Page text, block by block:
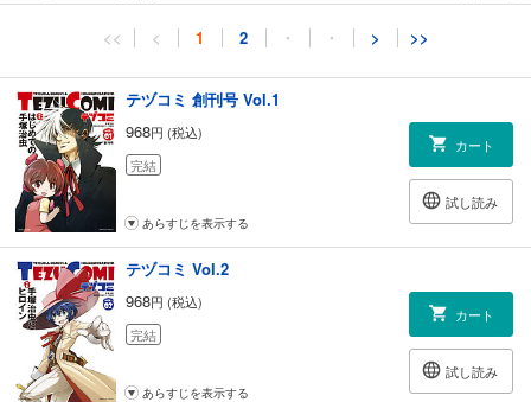
『和田ラヂヲの火の鳥』(原作:火の鳥)
『治虫の国のアリス』
上野顕太郎
『グルグルギューン』
史群アル仙
■小説
『青いリボンと銀の髪』(原作・リボンの騎士)
小説:古瀬風 イラスト:高梨りんご
■海外作家・特別参戦!
『プリンセスナイト』(原作:リボンの騎士/ローマの休日)
マウリシオ・デ・ソウザ
<< < 1 2 ・ ・ > >>
テヅコミ 創刊号 Vol.1
968円 (税込)
完結
カート
試し読み
あらすじを表示する
テヅコミ Vol.2
968円 (税込)
完結
カート
試し読み
あらすじを表示する